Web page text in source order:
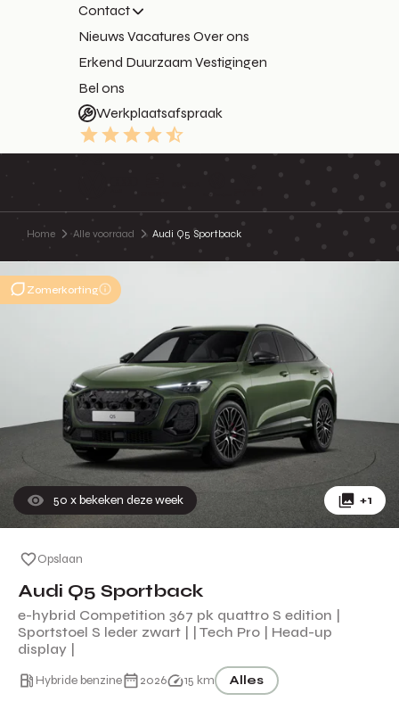
Contact
Nieuws Vacatures Over ons
Erkend Duurzaam Vestigingen
Bel ons
Werkplaatsafspraak
9.3
Home Alle voorraad Audi Q5 Sportback
Zomerkorting
50 x bekeken deze week +1
Opslaan
Audi Q5 Sportback
e-hybrid Competition 367 pk quattro S edition |
Sportstoel S leder zwart | | Tech Pro | Head-up
display |
Hybride benzine 2026 15 km Alles